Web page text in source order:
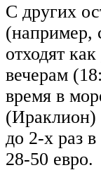
С других
(например,
отходят
вечерам
время в
(Ираклион)
до 2-х раз
28-50 евро.